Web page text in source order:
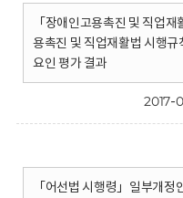
「장애인고용촉진 및 직업
용촉진 및 직업재활법 시행
요인 평가 결과
2017-
「어선법 시행령」일부개